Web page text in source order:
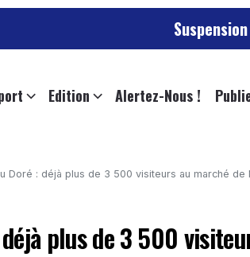
Suspension annulée
Edition Alertez-Nous !
Doré : déjà plus de 3 500 visiteurs au marché de
plus de 3 500